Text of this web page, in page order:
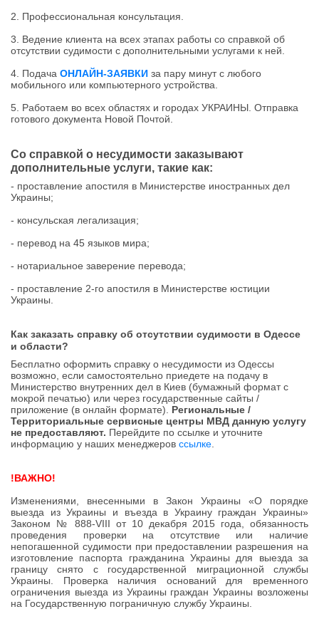
2. Профессиональная консультация.
3. Ведение клиента на всех этапах работы со справкой об
отсутствии судимости с дополнительными услугами к ней.
4. Подача ОНЛАЙН-ЗАЯВКИ за пару минут с любого
мобильного или компьютерного устройства.
5. Работаем во всех областях и городах УКРАИНЫ. Отправка
готового документа Новой Почтой.
Со справкой о несудимости заказывают
дополнительные услуги, такие как:
- проставление апостиля в Министерстве иностранных дел
Украины;
- консульская легализация;
- перевод на 45 языков мира;
- нотариальное заверение перевода;
- проставление 2-го апостиля в Министерстве юстиции
Украины.
Как заказать справку об отсутствии судимости в Одессе
и области?
Бесплатно оформить справку о несудимости из Одессы
возможно, если самостоятельно приедете на подачу в
Министерство внутренних дел в Киев (бумажный формат с
мокрой печатью) или через государственные сайты /
приложение (в онлайн формате). Региональные /
Территориальные сервисные центры МВД данную услугу
не предоставляют. Перейдите по ссылке и уточните
информацию у наших менеджеров ссылке
!ВАЖНО!
Изменениями, внесенными в Закон Украины «О порядке
выезда из Украины и въезда в Украину граждан Украины»
Законом № 888-VIII от 10 декабря 2015 года, обязанность
проведения проверки на отсутствие или наличие
непогашенной судимости при предоставлении разрешения на
изготовление паспорта гражданина Украины для выезда за
границу снято с государственной миграционной службы
Украины. Проверка наличия оснований для временного
ограничения выезда из Украины граждан Украины возложены
на Государственную пограничную службу Украины.